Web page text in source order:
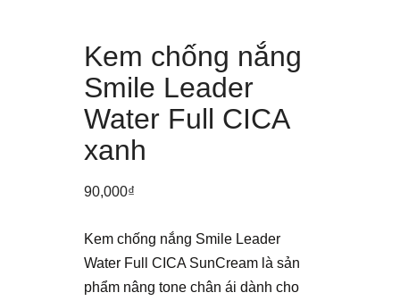
Kem chống nắng
Smile Leader
Water Full CICA
xanh
90,000₫
Kem chống nắng Smile Leader
Water Full CICA SunCream là sản
phẩm nâng tone chân ái dành cho